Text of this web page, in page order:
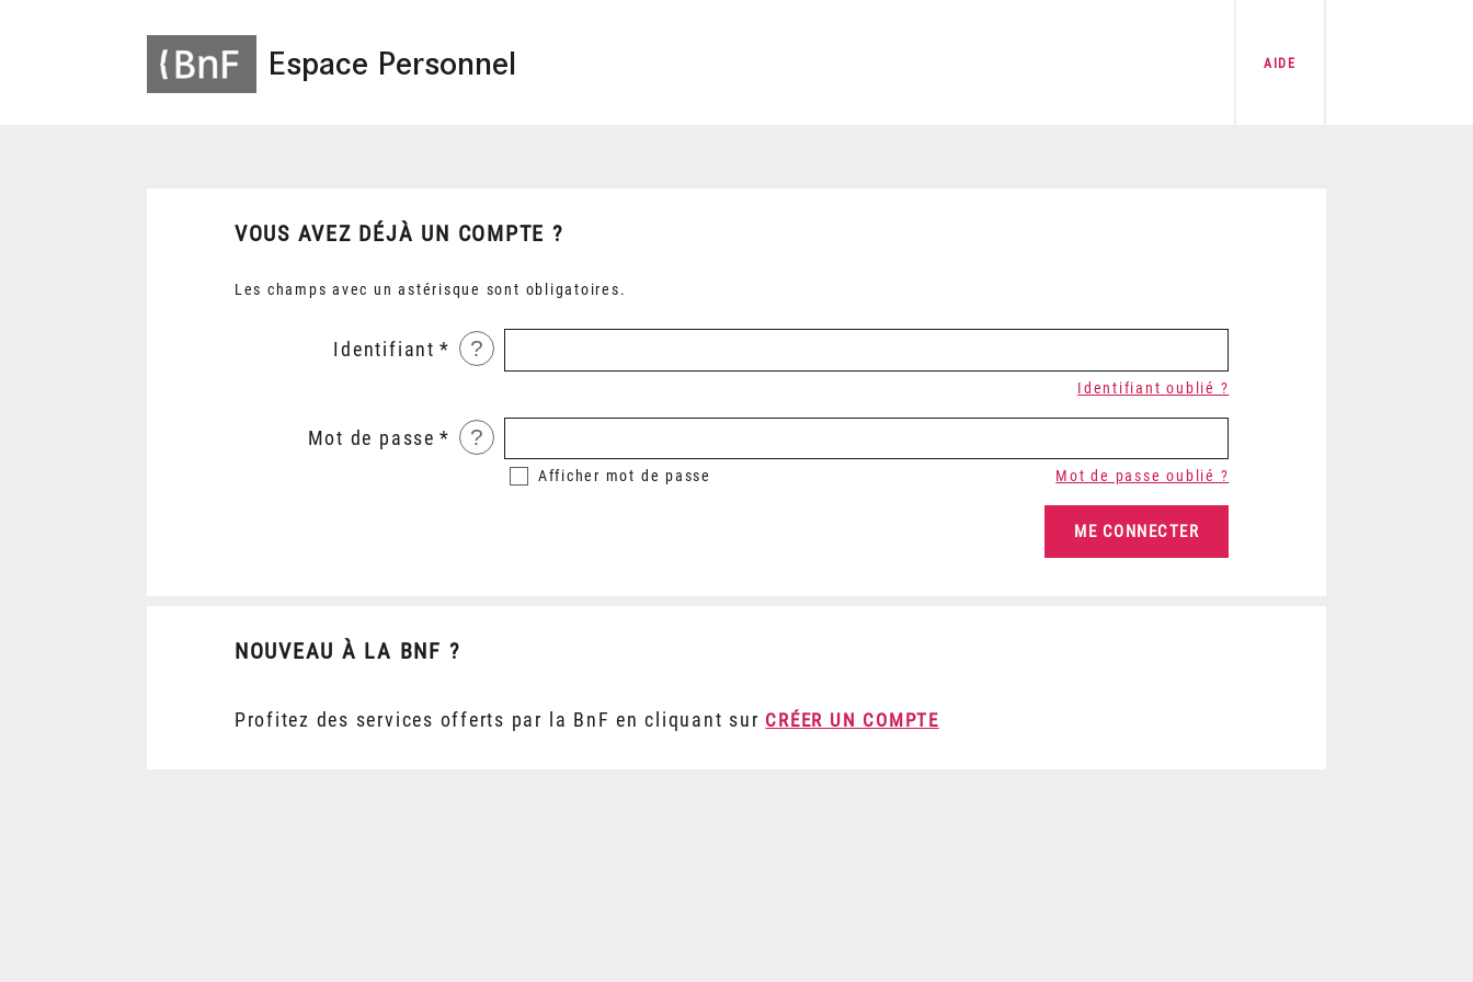
Espace Personnel AIDE
VOUS AVEZ DÉJÀ UN COMPTE ?
Les champs avec un astérisque sont obligatoires.
Identifiant ?
Identifiant oublié ?
Mot de passe ?
Afficher mot de passe Mot de passe oublié ?
NOUVEAU À LA BNF ?
Profitez des services offerts par la BnF en cliquant sur CRÉER UN COMPTE